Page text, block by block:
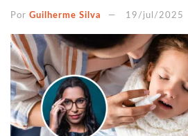
Por Guilherme Silva 19/jul/2025